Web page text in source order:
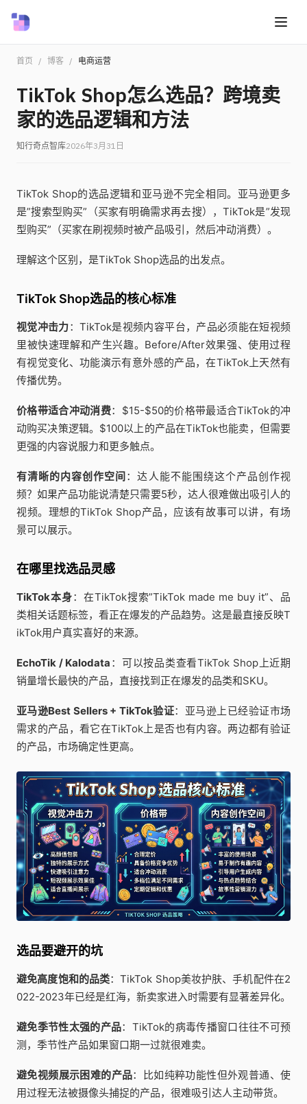
首页 / 博客 / 电商运营
TikTok Shop怎么选品？跨境卖
家的选品逻辑和方法
知行奇点智库2026年3月31日
TikTok Shop的选品逻辑和亚马逊不完全相同。亚马逊更多
是”搜索型购买”（买家有明确需求再去搜），TikTok是”发现
型购买”（买家在刷视频时被产品吸引，然后冲动消费）。
理解这个区别，是TikTok Shop选品的出发点。
TikTok Shop选品的核心标准
视觉冲击力：TikTok是视频内容平台，产品必须能在短视频
里被快速理解和产生兴趣。Before/After效果强、使用过程
有视觉变化、功能演示有意外感的产品，在TikTok上天然有
传播优势。
价格带适合冲动消费：$15-$50的价格带最适合TikTok的冲
动购买决策逻辑。$100以上的产品在TikTok也能卖，但需要
更强的内容说服力和更多触点。
有清晰的内容创作空间：达人能不能围绕这个产品创作视
频？如果产品功能说清楚只需要5秒，达人很难做出吸引人的
视频。理想的TikTok Shop产品，应该有故事可以讲，有场
景可以展示。
在哪里找选品灵感
TikTok本身：在TikTok搜索”TikTok made me buy it”、品
类相关话题标签，看正在爆发的产品趋势。这是最直接反映T
ikTok用户真实喜好的来源。
EchoTik / Kalodata ：可以按品类查看TikTok Shop上近期
销量增长最快的产品，直接找到正在爆发的品类和SKU。
亚马逊Best Sellers + TikTok验证：亚马逊上已经验证市场
需求的产品，看它在TikTok上是否也有内容。两边都有验证
的产品，市场确定性更高。
选品要避开的坑
避免高度饱和的品类：TikTok Shop美妆护肤、手机配件在2
022-2023年已经是红海，新卖家进入时需要有显著差异化。
避免季节性太强的产品：TikTok的病毒传播窗口往往不可预
测，季节性产品如果窗口期一过就很难卖。
避免视频展示困难的产品：比如纯粹功能性但外观普通、使
用过程无法被摄像头捕捉的产品，很难吸引达人主动带货。